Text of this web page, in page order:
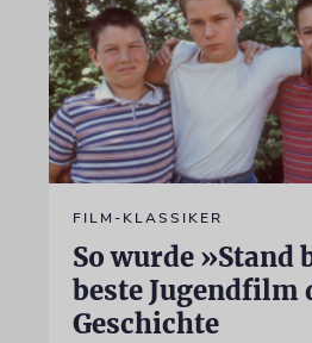
FILM-KLASSIKER
So wurde »Stand
beste Jugendfilm
Geschichte